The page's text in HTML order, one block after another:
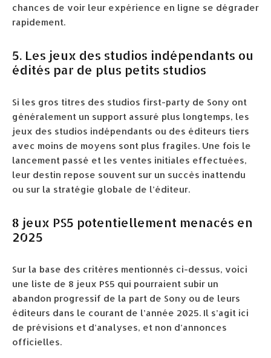
chances de voir leur expérience en ligne se dégrader
rapidement.
5. Les jeux des studios indépendants ou
édités par de plus petits studios
Si les gros titres des studios first-party de Sony ont
généralement un support assuré plus longtemps, les
jeux des studios indépendants ou des éditeurs tiers
avec moins de moyens sont plus fragiles. Une fois le
lancement passé et les ventes initiales effectuées,
leur destin repose souvent sur un succès inattendu
ou sur la stratégie globale de l’éditeur.
8 jeux PS5 potentiellement menacés en
2025
Sur la base des critères mentionnés ci-dessus, voici
une liste de 8 jeux PS5 qui pourraient subir un
abandon progressif de la part de Sony ou de leurs
éditeurs dans le courant de l’année 2025. Il s’agit ici
de prévisions et d’analyses, et non d’annonces
officielles.